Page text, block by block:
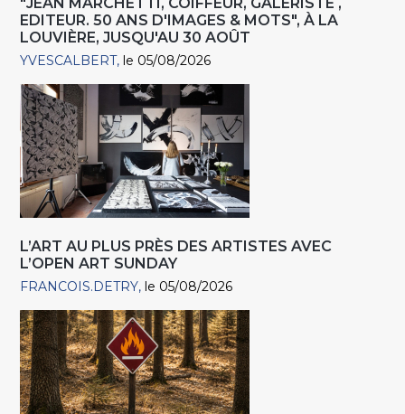
EDITEUR. 50 ANS D'IMAGES & MOTS", À LA
LOUVIÈRE, JUSQU'AU 30 AOÛT
YVESCALBERT le 05/08/2026
L’ART AU PLUS PRÈS DES ARTISTES AVEC
L’OPEN ART SUNDAY
FRANCOIS.DETRY le 05/08/2026